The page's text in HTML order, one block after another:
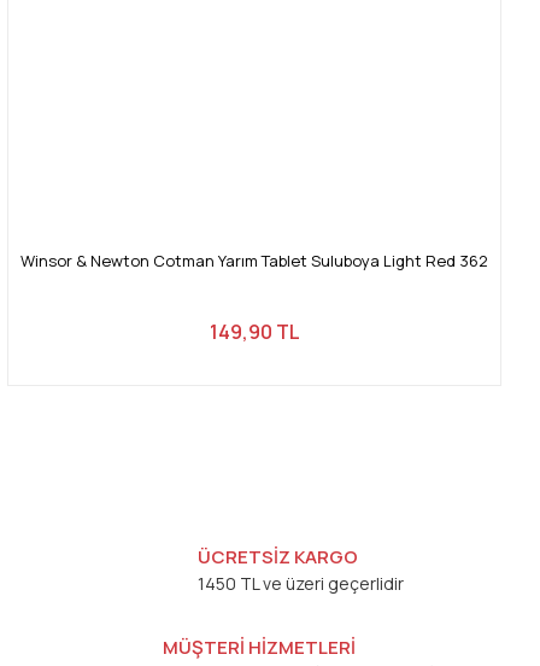
Winsor & Newton Cotman Yarım Tablet Suluboya Light Red 362
149,90 TL
ÜCRETSİZ KARGO
1450 TL ve üzeri geçerlidir
MÜŞTERİ HİZMETLERİ